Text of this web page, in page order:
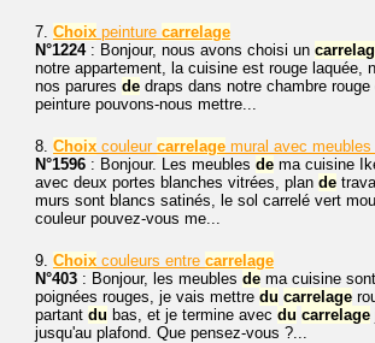
7. Choix peinture carrelage
N°1224: Bonjour, nous avons choisi un
notre appartement, la cuisine est rouge laquée,
nos parures de draps dans notre chambre
peinture pouvons-nous mettre...
8. Choix couleur carrelage mural avec meubles
N°1596 : Bonjour. Les meubles de ma cuisine
avec deux portes blanches vitrées, plan de
murs sont blancs satinés, le sol carrelé vert
couleur pouvez-vous me...
9. Choix couleurs entre carrelage
N°403 : Bonjour, les meubles de ma cuisine
poignées rouges, je vais mettre du carrelage
partant du bas, et je termine avec du carrelage
jusqu'au plafond. Que pensez-vous ?...